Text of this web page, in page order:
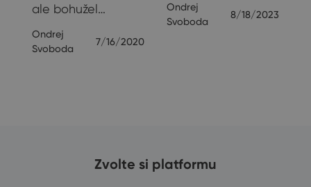
ale bohužel…
Ondrej
Svoboda
7/16/2020
Ondrej
Svoboda
8/18/2023
Zvolte si platformu